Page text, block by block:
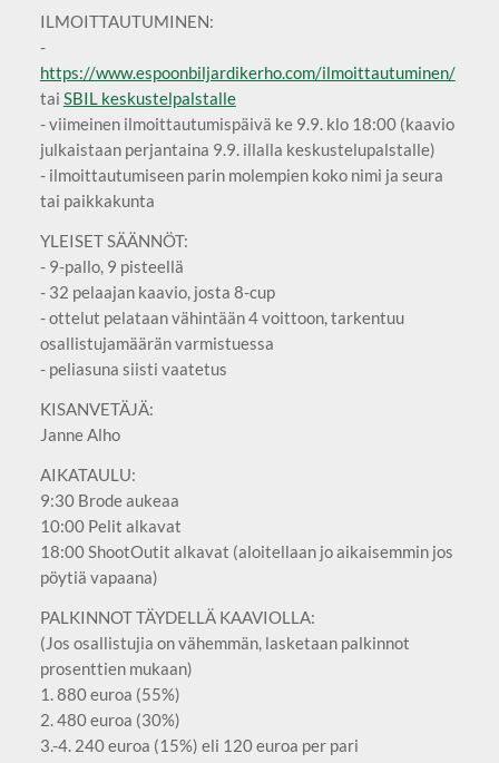
ILMOITTAUTUMINEN:
-
https://www.espoonbiljardikerho.com/ilmoittautuminen/
tai SBIL keskustelpalstalle
- viimeinen ilmoittautumispäivä ke 9.9. klo 18:00 (kaavio
julkaistaan perjantaina 9.9. illalla keskustelupalstalle)
- ilmoittautumiseen parin molempien koko nimi ja seura
tai paikkakunta
YLEISET SÄÄNNÖT:
- 9-pallo, 9 pisteellä
- 32 pelaajan kaavio, josta 8-cup
- ottelut pelataan vähintään 4 voittoon, tarkentuu
osallistujamäärän varmistuessa
- peliasuna siisti vaatetus
KISANVETÄJÄ:
Janne Alho
AIKATAULU:
9:30 Brode aukeaa
10:00 Pelit alkavat
18:00 ShootOutit alkavat (aloitellaan jo aikaisemmin jos
pöytiä vapaana)
PALKINNOT TÄYDELLÄ KAAVIOLLA:
(Jos osallistujia on vähemmän, lasketaan palkinnot
prosenttien mukaan)
1. 880 euroa (55%)
2. 480 euroa (30%)
3.-4. 240 euroa (15%) eli 120 euroa per pari